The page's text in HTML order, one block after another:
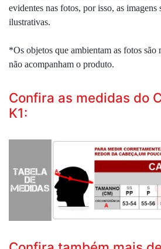
evidentes nas fotos, por isso, as imagens
ilustrativas.
*Os objetos que ambientam as fotos são
não acompanham o produto.
Confira as medidas do
K1: